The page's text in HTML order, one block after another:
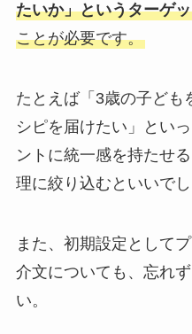
たいか」というターゲ
ことが必要です。
たとえば「3歳の子ども
シピを届けたい」とい
ントに統一感を持たせ
理に絞り込むといいでし
また、初期設定として
介文についても、忘れ
い。